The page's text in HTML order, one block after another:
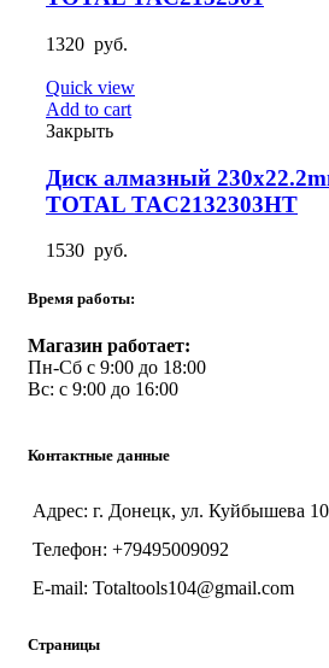
1320 руб.
Quick view
Add to cart
Закрыть
Диск алмазный
TOTAL TAC2132303HT
1530 руб.
Время работы:
Магазин работает:
Пн-Сб с 9:00 до 18:00
Вс: с 9:00 до 16:00
Контактные данные
Адрес: г. Донецк, ул. Куйбышева
Телефон: +79495009092
E-mail: Totaltools104@gmail.com
Страницы